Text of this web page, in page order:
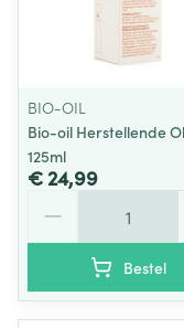
BIO-OIL
Bio-oil Herstellende
125ml
€ 24,99
Bestel